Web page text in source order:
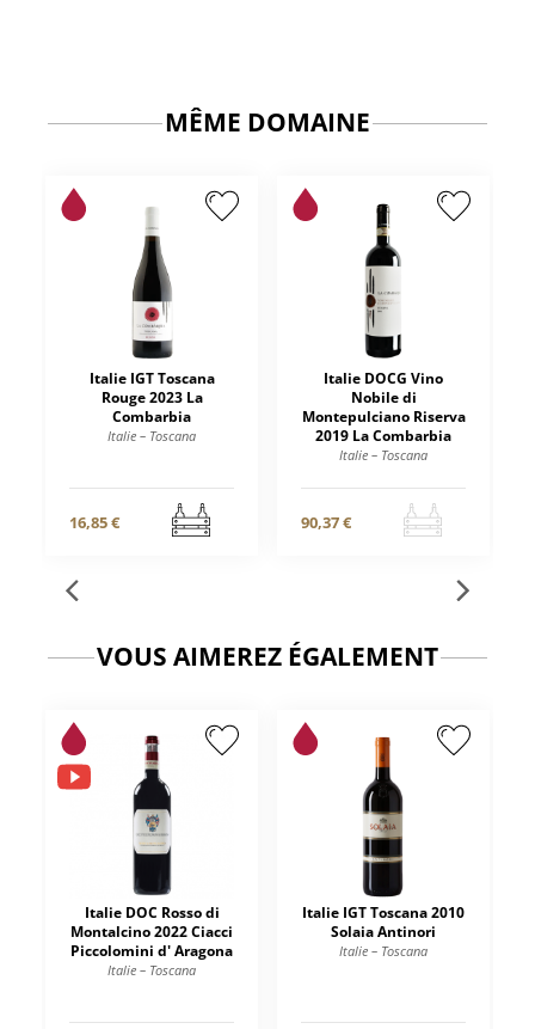
MÊME DOMAINE
Italie IGT Toscana
Rouge 2023 La
Combarbia
Italie – Toscana
16,85 €
Italie DOCG Vino
Nobile di
Montepulciano Riserva
2019 La Combarbia
Italie – Toscana
90,37 €
VOUS AIMEREZ ÉGALEMENT
Italie DOC Rosso di
Montalcino 2022 Ciacci
Piccolomini d' Aragona
Italie – Toscana
Italie IGT Toscana 2010
Solaia Antinori
Italie – Toscana